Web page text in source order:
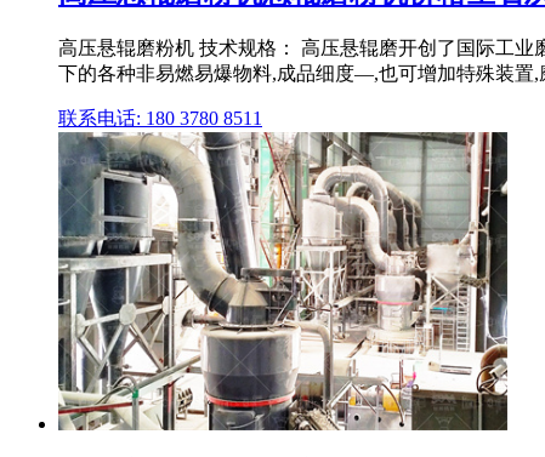
高压悬辊磨粉机 技术规格： 高压悬辊磨开创了国际工
下的各种非易燃易爆物料,成品细度—,也可增加特殊装置,
联系电话: 180 3780 8511